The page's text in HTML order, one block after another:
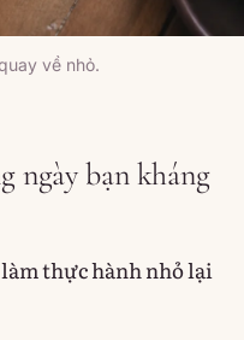
về nhỏ.
ngày bạn kháng
thực hành nhỏ lại